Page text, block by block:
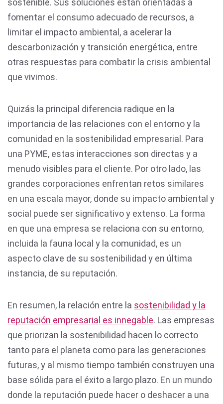
sostenible. Sus soluciones están orientadas a
fomentar el consumo adecuado de recursos, a
limitar el impacto ambiental, a acelerar la
descarbonización y transición energética, entre
otras respuestas para combatir la crisis ambiental
que vivimos.
Quizás la principal diferencia radique en la
importancia de las relaciones con el entorno y la
comunidad en la sostenibilidad empresarial. Para
una PYME, estas interacciones son directas y a
menudo visibles para el cliente. Por otro lado, las
grandes corporaciones enfrentan retos similares
en una escala mayor, donde su impacto ambiental y
social puede ser significativo y extenso. La forma
en que una empresa se relaciona con su entorno,
incluida la fauna local y la comunidad, es un
aspecto clave de su sostenibilidad y en última
instancia, de su reputación.
En resumen, la relación entre la sostenibilidad y la
reputación empresarial es innegable. Las empresas
que priorizan la sostenibilidad hacen lo correcto
tanto para el planeta como para las generaciones
futuras, y al mismo tiempo también construyen una
base sólida para el éxito a largo plazo. En un mundo
donde la reputación puede hacer o deshacer a una